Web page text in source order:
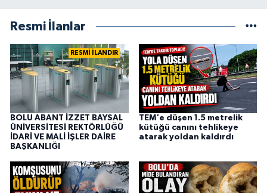
Resmi İlanlar
RESMİ İLANDIR
BOLU ABANT İZZET BAYSAL
ÜNİVERSİTESİ REKTÖRLÜĞÜ
İDARİ VE MALİ İŞLER DAİRE
BAŞKANLIĞI
TEM'e düşen 1.5 metrelik
kütüğü canını tehlikeye
atarak yoldan kaldırdı